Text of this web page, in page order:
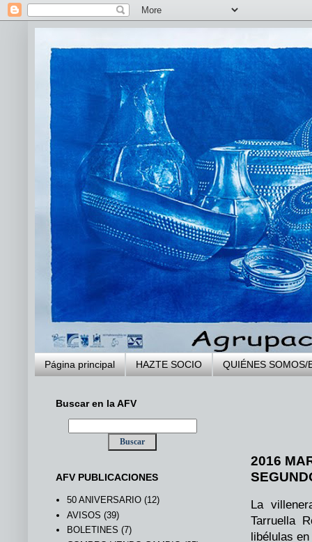
Página principal HAZTE SOCIO QUIÉNES SOMOS/
2016
La
Tarruella
libélulas
Buscar en la AFV
AFV PUBLICACIONES
50 ANIVERSARIO (12)
AVISOS (39)
BOLETINES (7)